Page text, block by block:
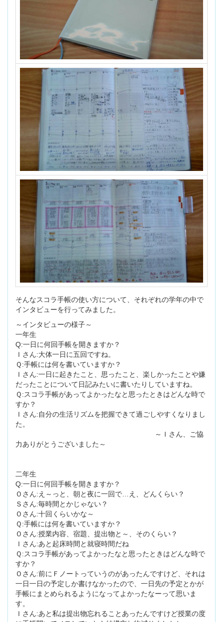
そんなスコラ手帳の使い方について、それぞれの学年の中で
インタビューを行ってみました。
～インタビューの様子～
一年生
Q:一日に何回手帳を開きますか？
Ｉさん:大体一日に五回ですね。
Ｑ:手帳には何を書いていますか？
Ｉさん:一日に起きたこと、思ったこと、楽しかったことや嫌
だったことについて日記みたいに書いたりしていますね。
Ｑ:スコラ手帳があってよかったなと思ったときはどんな時で
すか？
Ｉさん:自分の生活リズムを把握できて過ごしやすくなりまし
た。
～Ｉさん、ご協
力ありがとうございました～
二年生
Q:一日に何回手帳を開きますか？
Ｏさん:え～っと、朝と夜に一回で…え、どんくらい？
Ｓさん:毎時間とかじゃない？
Ｏさん:十回くらいかな～
Ｑ:手帳には何を書いていますか？
Ｏさん:授業内容、宿題、提出物と～、そのくらい？
Ｉさん:あと起床時間と就寝時間だね
Ｑ:スコラ手帳があってよかったなと思ったときはどんな時で
すか？
Ｏさん:前にＦノートっていうのがあったんですけど、それは
一日一日の予定しか書けなかったので、一日先の予定とかが
手帳にまとめられるようになってよかったなーって思いま
す。
Ｉさん:あと私は提出物忘れることあったんですけど授業の度